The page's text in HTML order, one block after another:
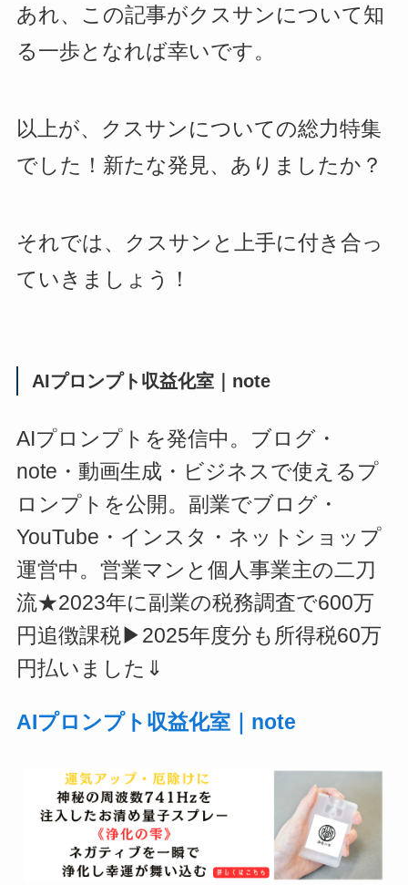
あれ、この記事がクスサンについて知
る一歩となれば幸いです。
以上が、クスサンについての総力特集
でした！新たな発見、ありましたか？
それでは、クスサンと上手に付き合っ
ていきましょう！
AIプロンプト収益化室｜note
AIプロンプトを発信中。ブログ・
note・動画生成・ビジネスで使えるプ
ロンプトを公開。副業でブログ・
YouTube・インスタ・ネットショップ
運営中。営業マンと個人事業主の二刀
流★2023年に副業の税務調査で600万
円追徴課税▶2025年度分も所得税60万
円払いました⇓
AIプロンプト収益化室｜note